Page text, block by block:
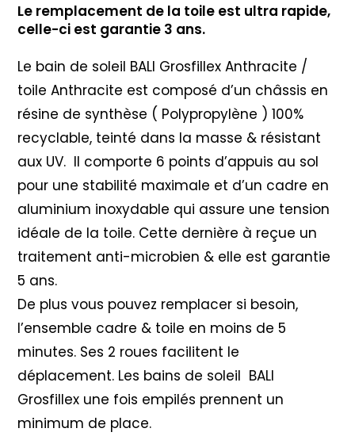
Le remplacement de la toile est ultra rapide,
celle-ci est garantie 3 ans.
Le bain de soleil BALI Grosfillex Anthracite /
toile Anthracite est composé d’un châssis en
résine de synthèse ( Polypropylène ) 100%
recyclable, teinté dans la masse & résistant
aux UV. Il comporte 6 points d’appuis au sol
pour une stabilité maximale et d’un cadre en
aluminium inoxydable qui assure une tension
idéale de la toile. Cette dernière à reçue un
traitement anti-microbien & elle est garantie
5 ans.
De plus vous pouvez remplacer si besoin,
l’ensemble cadre & toile en moins de 5
minutes. Ses 2 roues facilitent le
déplacement. Les bains de soleil BALI
Grosfillex une fois empilés prennent un
minimum de place.